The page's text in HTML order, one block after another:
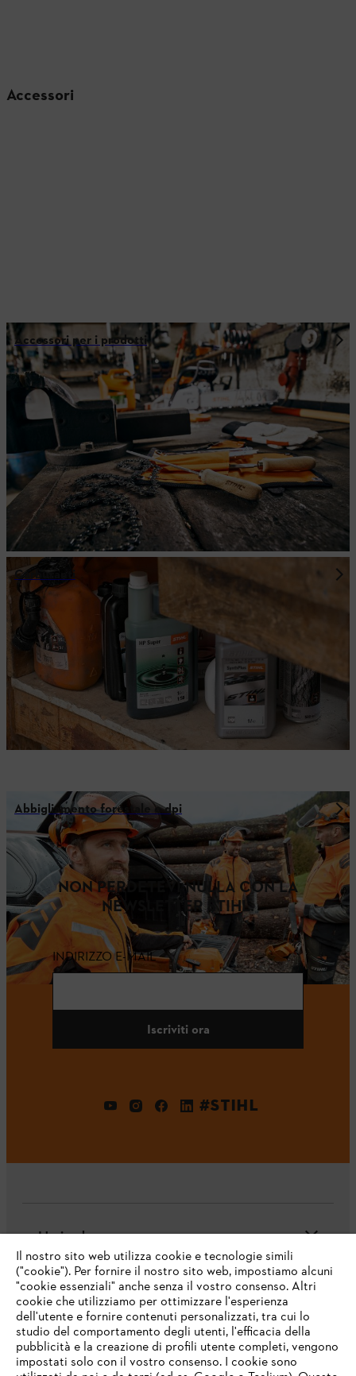
Accessori
Accessori per i prodotti
Carburanti
Abbigliamento forestale e dpi
NON PERDETEVI NULLA CON LA
NEWSLETTER STIHL.
INDIRIZZO E-MAIL
Iscriviti ora
#STIHL
L'azienda
Domande frequenti
Assistenza
Il nostro sito web utilizza cookie e tecnologie simili
("cookie"). Per fornire il nostro sito web, impostiamo alcuni
"cookie essenziali" anche senza il vostro consenso. Altri
cookie che utilizziamo per ottimizzare l'esperienza
dell'utente e fornire contenuti personalizzati, tra cui lo
studio del comportamento degli utenti, l'efficacia della
pubblicità e la creazione di profili utente completi, vengono
impostati solo con il vostro consenso. I cookie sono